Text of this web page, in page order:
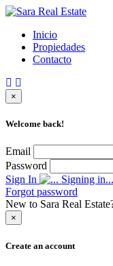
Inicio
Propiedades
Contacto
×
Welcome back!
Email
Password
Sign In
Signing in...
Forgot password
New to Sara Real
×
Create an account